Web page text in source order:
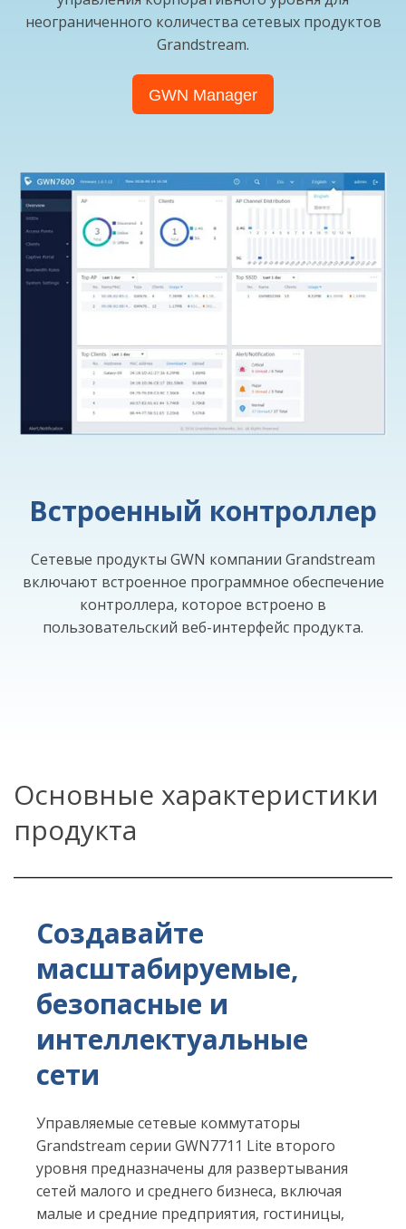
неограниченного количества сетевых продуктов
Grandstream.
GWN Manager
Встроенный контроллер
Сетевые продукты GWN компании Grandstream
включают встроенное программное обеспечение
контроллера, которое встроено в
пользовательский веб-интерфейс продукта.
Основные характеристики
продукта
Создавайте
масштабируемые,
безопасные и
интеллектуальные
сети
Управляемые сетевые коммутаторы
Grandstream серии GWN7711 Lite второго
уровня предназначены для развертывания
сетей малого и среднего бизнеса, включая
малые и средние предприятия, гостиницы,